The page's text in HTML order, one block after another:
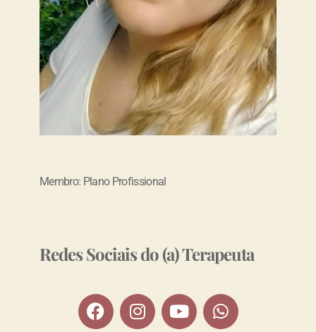
Membro: Plano Profissional
Redes Sociais do (a) Terapeuta